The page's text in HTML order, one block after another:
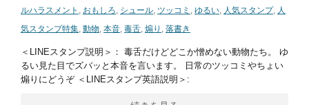
ルハラスメント , おもしろ, シュール, ツッコミ , ゆるい, 人気スタンプ, 人
気スタンプ特集, 動物, 本音, 毒舌, 煽り , 落書き
＜LINEスタンプ説明＞： 毒舌だけどどこか憎めない動物たち。 ゆ
るい見た目でズバッと本音を言います。 日常のツッコミやちょい
煽りにどうぞ ＜LINEスタンプ英語説明＞: